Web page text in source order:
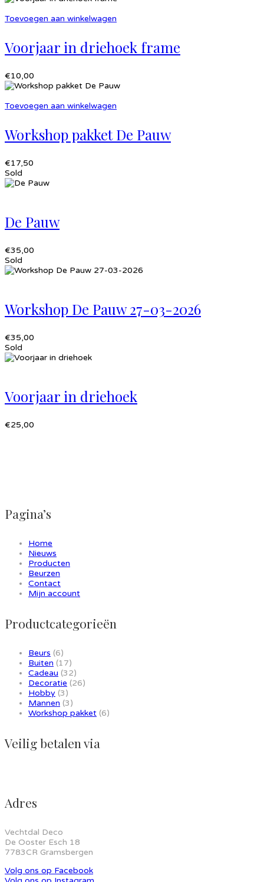
Toevoegen aan winkelwagen
Voorjaar in driehoek frame
€10,00
Toevoegen aan winkelwagen
Workshop pakket De Pauw
€17,50
Sold
De Pauw
€35,00
Sold
Workshop De Pauw 27-03-2026
€35,00
Sold
Voorjaar in driehoek
€25,00
Pagina’s
Home
Nieuws
Producten
Beurzen
Contact
Mijn account
Productcategorieën
Beurs (6)
Buiten (17)
Cadeau (32)
Decoratie (26)
Hobby (3)
Mannen (3)
Workshop pakket (6)
Veilig betalen via
Adres
Vechtdal Deco
De Ooster Esch 18
7783CR Gramsbergen
Volg ons op Facebook